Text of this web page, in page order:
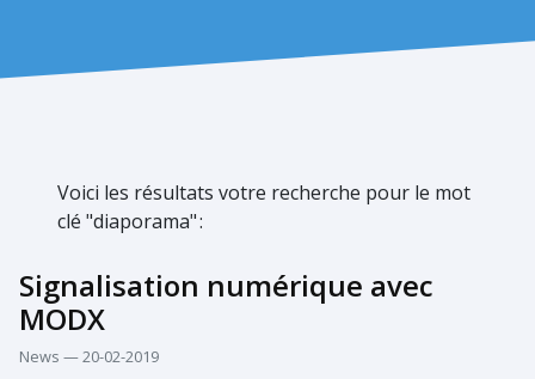
Voici les résultats votre recherche pour le mot
clé "diaporama":
Signalisation numérique avec
MODX
News — 20-02-2019